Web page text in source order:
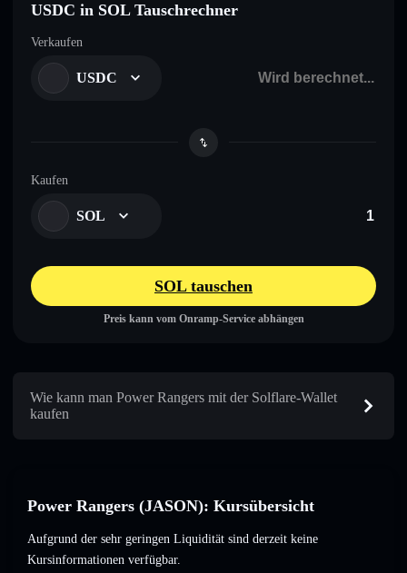
USDC in SOL Tauschrechner
Verkaufen
USDC
Kaufen
SOL
SOL tauschen
Preis kann vom Onramp-Service abhängen
Wie kann man Power Rangers mit der Solflare-Wallet
kaufen
Power Rangers (JASON): Kursübersicht
Aufgrund der sehr geringen Liquidität sind derzeit keine
Kursinformationen verfügbar.